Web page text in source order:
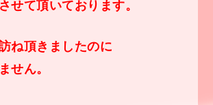
せて頂いております。
ね頂きましたのに
せん。